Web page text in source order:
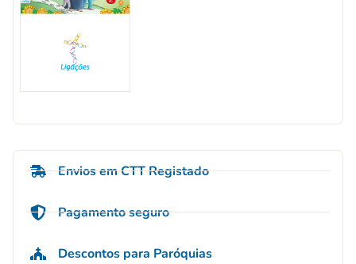
Envios em CTT Registado
Pagamento seguro
Descontos para Paróquias